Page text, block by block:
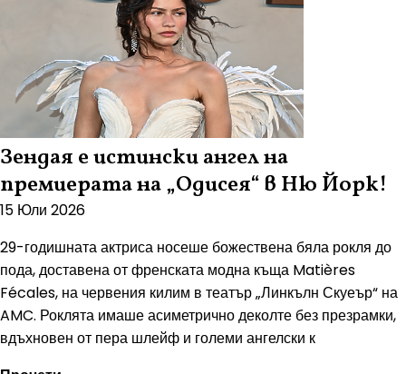
Зендая е истински ангел на
премиерата на „Одисея“ в Ню Йорк!
15 Юли 2026
29-годишната актриса носеше божествена бяла рокля до
пода, доставена от френската модна къща Matières
Fécales, на червения килим в театър „Линкълн Скуеър“ на
AMC. Роклята имаше асиметрично деколте без презрамки,
вдъхновен от пера шлейф и големи ангелски к